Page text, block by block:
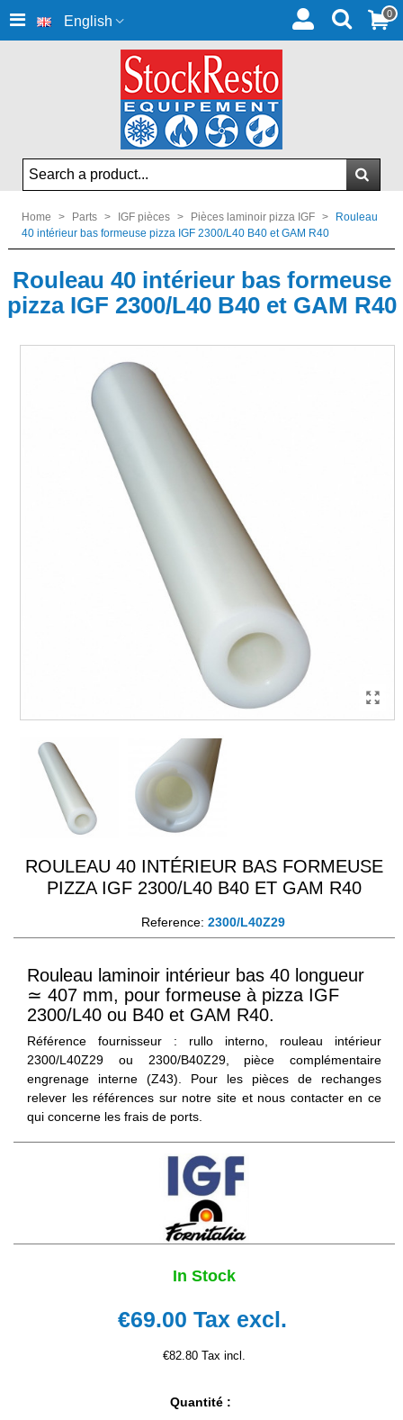
English 0
Home > Parts > IGF pièces > Pièces laminoir pizza IGF >
Rouleau
40 intérieur bas formeuse pizza IGF 2300/L40 B40 et GAM R40
Rouleau 40 intérieur bas formeuse
pizza IGF 2300/L40 B40 et GAM R40
ROULEAU 40 INTÉRIEUR BAS FORMEUSE
PIZZA IGF 2300/L40 B40 ET GAM R40
Reference: 2300/L40Z29
Rouleau laminoir intérieur bas 40 longueur
≃ 407 mm, pour formeuse à pizza IGF
2300/L40 ou B40 et GAM R40.
Référence fournisseur : rullo interno, rouleau intérieur
2300/L40Z29 ou 2300/B40Z29, pièce complémentaire
engrenage interne (Z43). Pour les pièces de rechanges
relever les références sur notre site et nous contacter en ce
qui concerne les frais de ports.
In Stock
€69.00Tax excl.
€82.80 Tax incl.
Quantité :